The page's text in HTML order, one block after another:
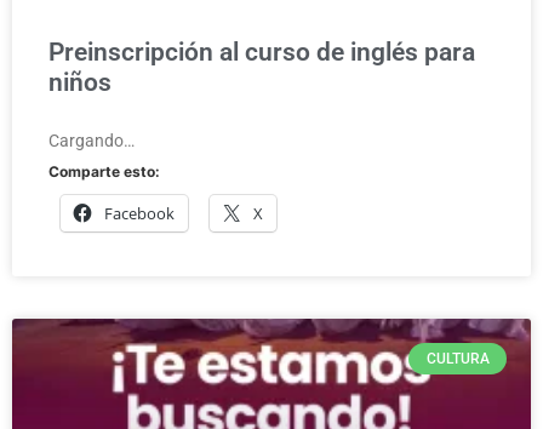
Preinscripción al curso de inglés para
niños
Cargando…
Comparte esto:
Facebook X
CULTURA